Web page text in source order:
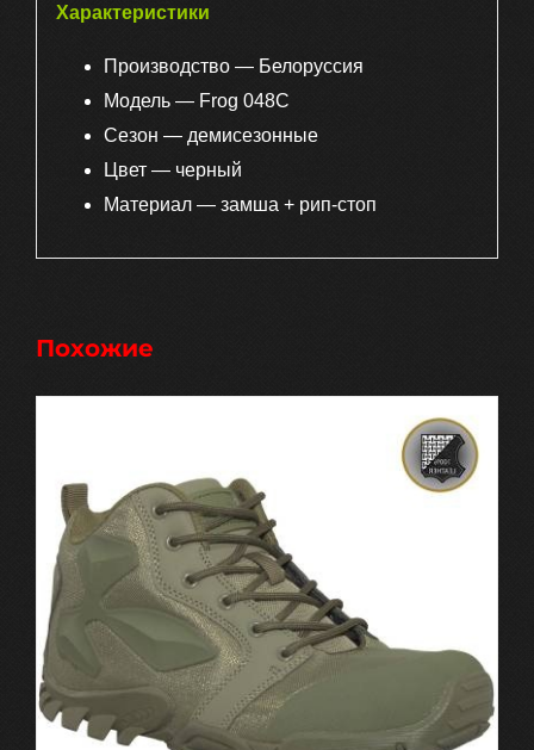
Характеристики
Производство — Белоруссия
Модель — Frog 048С
Сезон — демисезонные
Цвет — черный
Материал — замша + рип-стоп
Похожие